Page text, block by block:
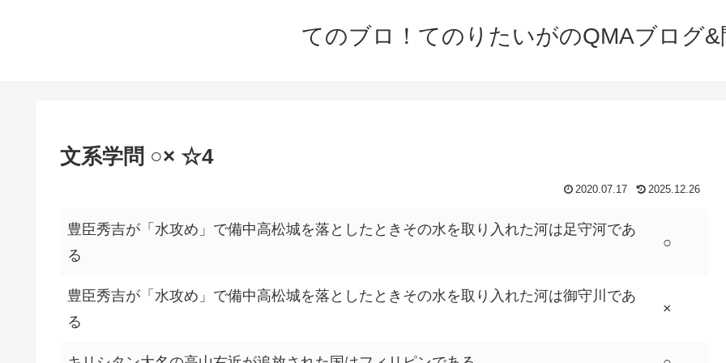
てのブロ！てのりたいがのQMAブログ&
文系学問 ○× ☆4
2020.07.17 2025.12.26
豊臣秀吉が「水攻め」で備中高松城を落としたときその水を取り入れた河は足守河であ
る
○
豊臣秀吉が「水攻め」で備中高松城を落としたときその水を取り入れた河は御守川であ
る
×